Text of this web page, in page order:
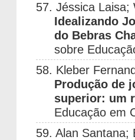
57. Jéssica Laisa;
Idealizando
do Bebras
sobre
58. Kleber
Produção de
superior: um
Educação em
59. Alan